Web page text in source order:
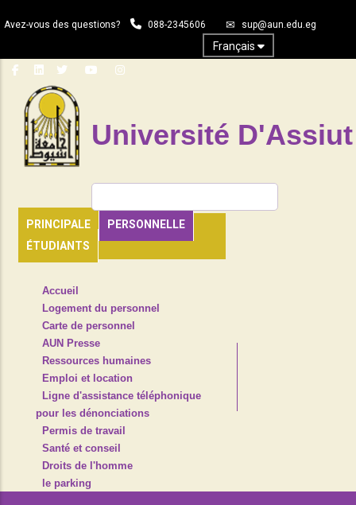
au
principal
Avez-vous des questions? 088-2345606 sup@aun.edu.eg
Français
Université D'Assiut
PRINCIPALE
PERSONNELLE
ÉTUDIANTS
HEADER
NAVIGATION
Accueil
Logement du personnel
Carte de personnel
AUN Presse
Ressources humaines
Emploi et location
Ligne d'assistance téléphonique
pour les dénonciations
Permis de travail
Santé et conseil
Droits de l'homme
le parking